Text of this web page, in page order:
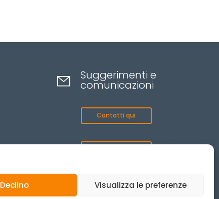
Declino Visualizza le preferenze
Suggerimenti e
comunicazioni
Contatti qui